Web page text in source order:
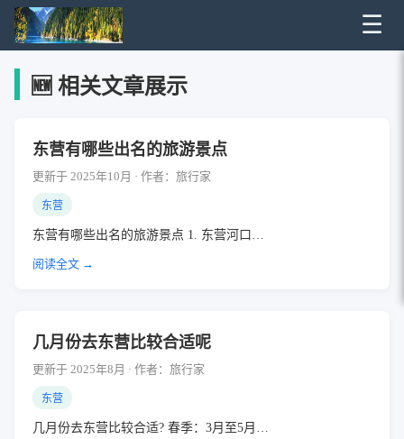
☰
🆕 相关文章展示
东营有哪些出名的旅游景点
更新于 2025年10月 · 作者：旅行家
东营
东营有哪些出名的旅游景点 1. 东营河口…
阅读全文 →
几月份去东营比较合适呢
更新于 2025年8月 · 作者：旅行家
东营
几月份去东营比较合适? 春季：3月至5月…